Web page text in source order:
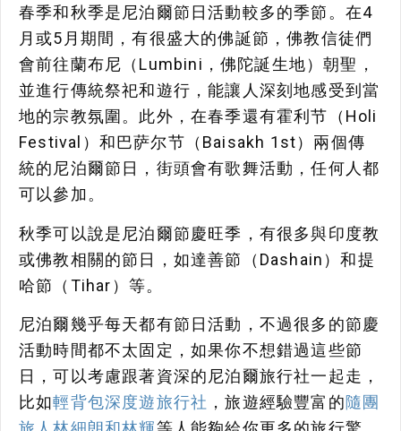
春季和秋季是尼泊爾節日活動較多的季節。在4
月或5月期間，有很盛大的佛誕節，佛教信徒們
會前往蘭布尼（Lumbini，佛陀誕生地）朝聖，
並進行傳統祭祀和遊行，能讓人深刻地感受到當
地的宗教氛圍。此外，在春季還有霍利节（Holi
Festival）和巴萨尔节（Baisakh 1st）兩個傳
統的尼泊爾節日，街頭會有歌舞活動，任何人都
可以參加。
秋季可以說是尼泊爾節慶旺季，有很多與印度教
或佛教相關的節日，如達善節（Dashain）和提
哈節（Tihar）等。
尼泊爾幾乎每天都有節日活動，不過很多的節慶
活動時間都不太固定，如果你不想錯過這些節
日，可以考慮跟著資深的尼泊爾旅行社一起走，
比如輕背包深度遊旅行社 ，旅遊經驗豐富的隨團